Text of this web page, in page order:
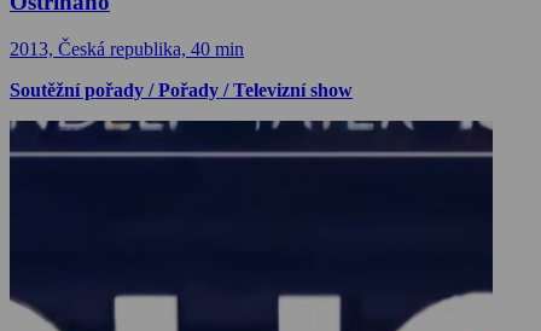
2013, Česká republika, 40 min
Soutěžní pořady / Pořady / Televizní show